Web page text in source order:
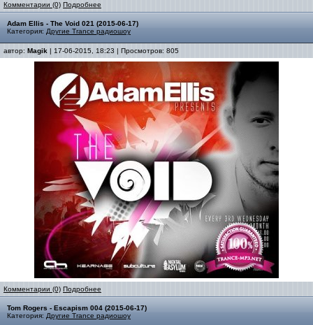
Комментарии (0) Подробнее
Adam Ellis - The Void 021 (2015-06-17)
Категория: Другие Trance радиошоу
автор: Magik | 17-06-2015, 18:23 | Просмотров: 805
Комментарии (0) Подробнее
Tom Rogers - Escapism 004 (2015-06-17)
Категория: Другие Trance радиошоу